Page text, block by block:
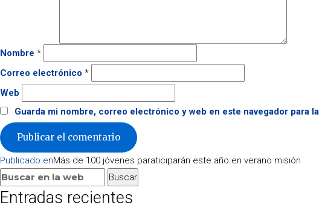
Nombre *
Correo electrónico *
Web
Guarda mi nombre, correo electrónico y web en este navegador para
Navegación
de
entradas
Publicado enMás de 100 jóvenes paraticiparán este año en verano misión
Buscar:
Buscar
Entradas recientes